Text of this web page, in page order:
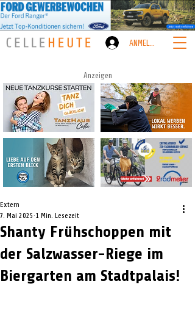
ANMELDEN
Anzeigen
Shanty Frühschoppen mit
der Salzwasser-Riege im
Biergarten am Stadtpalais!
Extern
7. Mai 2025 1 Min. Lesezeit